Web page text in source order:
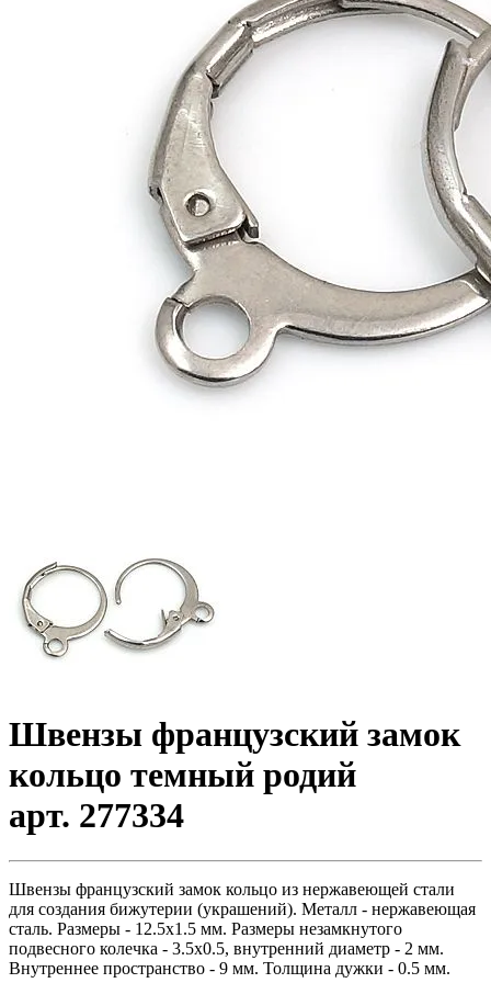
Швензы французский замок
кольцо темный родий
арт. 277334
Швензы французский замок кольцо из нержавеющей стали
для создания бижутерии (украшений). Металл - нержавеющая
сталь. Размеры - 12.5х1.5 мм. Размеры незамкнутого
подвесного колечка - 3.5х0.5, внутренний диаметр - 2 мм.
Внутреннее пространство - 9 мм. Толщина дужки - 0.5 мм.